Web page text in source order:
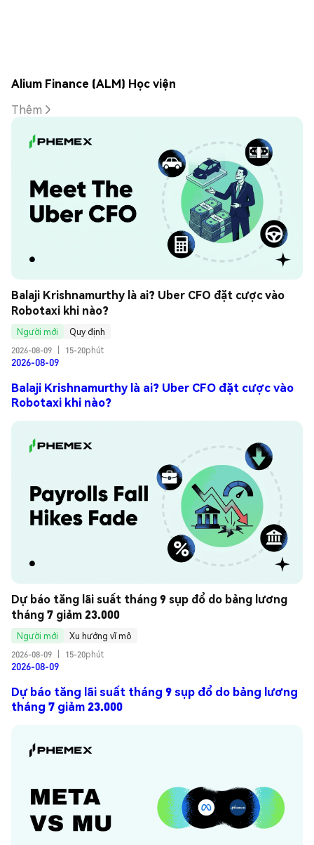
Alium Finance (ALM) Học viện
Thêm
Balaji Krishnamurthy là ai? Uber CFO đặt cược vào
Robotaxi khi nào?
Người mới
Quy định
2026-08-09
15-20phút
2026-08-09
Balaji Krishnamurthy là ai? Uber CFO đặt cược vào
Robotaxi khi nào?
Dự báo tăng lãi suất tháng 9 sụp đổ do bảng lương
tháng 7 giảm 23.000
Người mới
Xu hướng vĩ mô
2026-08-09
15-20phút
2026-08-09
Dự báo tăng lãi suất tháng 9 sụp đổ do bảng lương
tháng 7 giảm 23.000